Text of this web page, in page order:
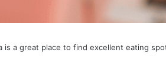
is a great place to find excellent eating